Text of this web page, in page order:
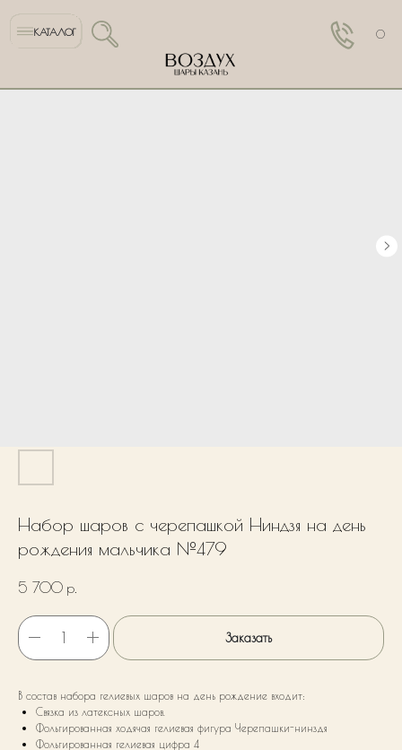
КАТАЛОГ 0
Набор шаров с черепашкой Ниндзя на день
рождения мальчика №479
5 700 р.
Заказать
В состав набора гелиевых шаров на день рождение входит:
Связка из латексных шаров.
Фольгированная ходячая гелиевая фигура Черепашки-нинздя
Фольгированная гелиевая цифра 4